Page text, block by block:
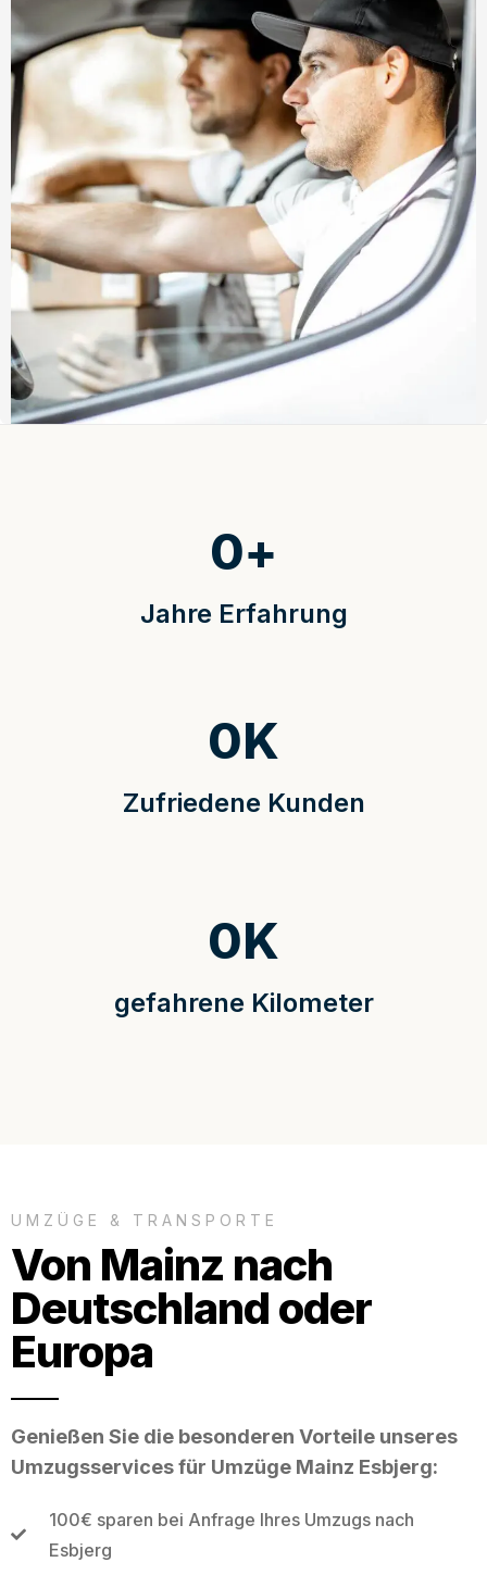
Jahre Erfahrung
0+
Zufriedene Kunden
0K
gefahrene Kilometer
0K
UMZÜGE & TRANSPORTE
Von Mainz nach
Deutschland oder
Europa
Genießen Sie die besonderen Vorteile unseres
Umzugsservices für Umzüge Mainz Esbjerg:
100€ sparen bei Anfrage Ihres Umzugs nach
Esbjerg